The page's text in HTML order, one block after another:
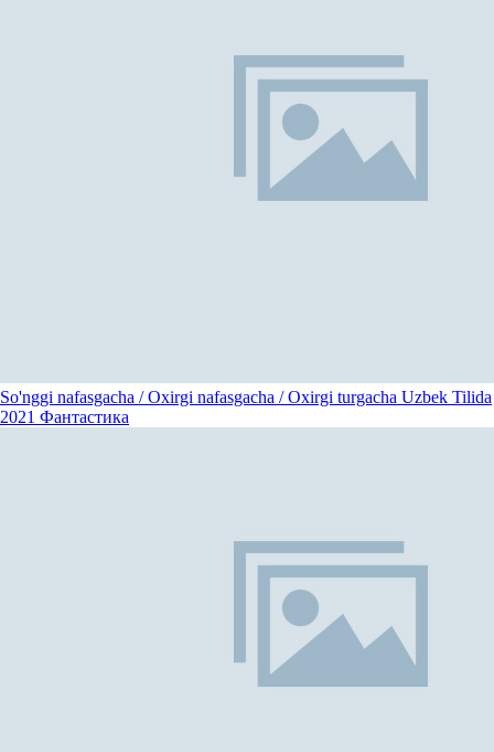
So'nggi nafasgacha / Oxirgi nafasgacha / Oxirgi turgacha Uzbek Tilida
2021 Фантастика